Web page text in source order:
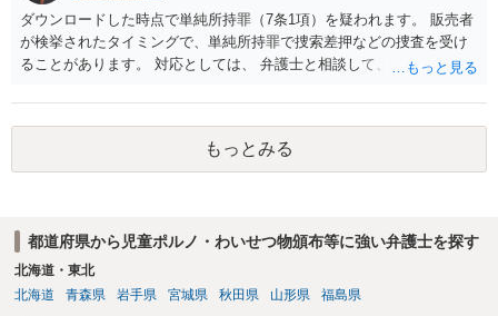
ダウンロードした時点で単純所持罪（7条1項）を疑われます。 販売者
が検挙されたタイミングで、単純所持罪で捜索差押などの捜査を受け
ることがあります。 対応としては、 弁護士と相談して、 児童ポルノ
談しておく などが考えられます。
もっとみる
都道府県から児童ポルノ・わいせつ物頒布等に強い弁護士を探す
北海道・東北
北海道
青森県 岩手県 宮城県 秋田県 山形県 福島県